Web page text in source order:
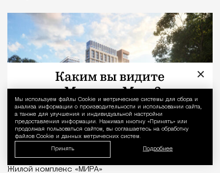
Уведомление
Мы используем файлы Сookie и метрические системы для сбора и
анализа информации о производительности и использовании сайта,
а также для улучшения и индивидуальной настройки
предоставления информации. Нажимая кнопку «Принять» или
продолжая пользоваться сайтом, вы соглашаетесь на обработку
файлов Cookie и данных метрических систем.
Принять Подробнее
Жилой комплекс «МИРА»
×